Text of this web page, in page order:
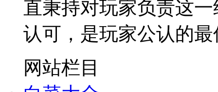
直秉持对玩家负责这
认可，是玩家公认的
网站栏目